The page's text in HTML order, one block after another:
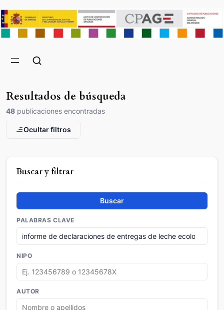
Resultados de búsqueda
48 publicaciones encontradas
Ocultar filtros
Buscar y filtrar
Buscar
PALABRAS CLAVE
NIPO
AUTOR